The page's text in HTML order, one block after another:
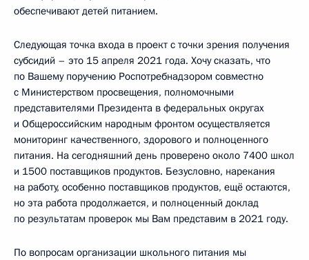
обеспечивают детей питанием.
Следующая точка входа в проект с точки зрения получения
субсидий – это 15 апреля 2021 года. Хочу сказать, что
по Вашему поручению Роспотребнадзором совместно
с Министерством просвещения, полномочными
представителями Президента в федеральных округах
и Общероссийским народным фронтом осуществляется
мониторинг качественного, здорового и полноценного
питания. На сегодняшний день проверено около 7400 школ
и 1500 поставщиков продуктов. Безусловно, нарекания
на работу, особенно поставщиков продуктов, ещё остаются,
но эта работа продолжается, и полноценный доклад
по результатам проверок мы Вам представим в 2021 году.
По вопросам организации школьного питания мы